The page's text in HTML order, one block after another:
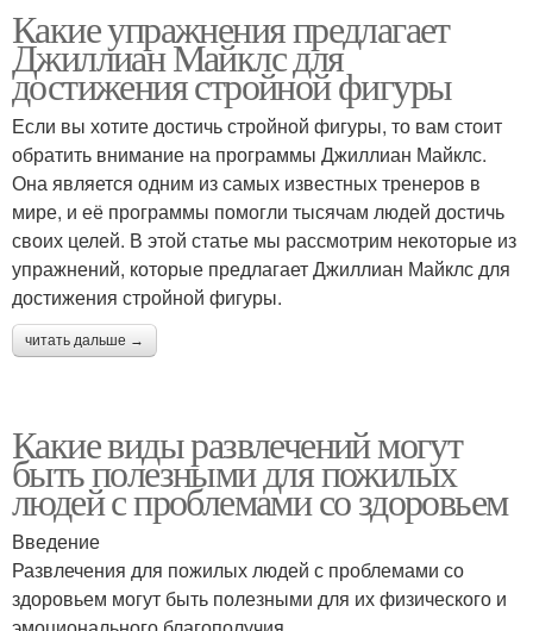
Какие упражнения предлагает
Джиллиан Майклс для
достижения стройной фигуры
Если вы хотите достичь стройной фигуры, то вам стоит
обратить внимание на программы Джиллиан Майклс.
Она является одним из самых известных тренеров в
мире, и её программы помогли тысячам людей достичь
своих целей. В этой статье мы рассмотрим некоторые из
упражнений, которые предлагает Джиллиан Майклс для
достижения стройной фигуры.
читать дальше →
Какие виды развлечений могут
быть полезными для пожилых
людей с проблемами со здоровьем
Введение
Развлечения для пожилых людей с проблемами со
здоровьем могут быть полезными для их физического и